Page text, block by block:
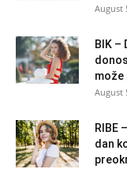
August
BIK –
može
August
RIBE
dan